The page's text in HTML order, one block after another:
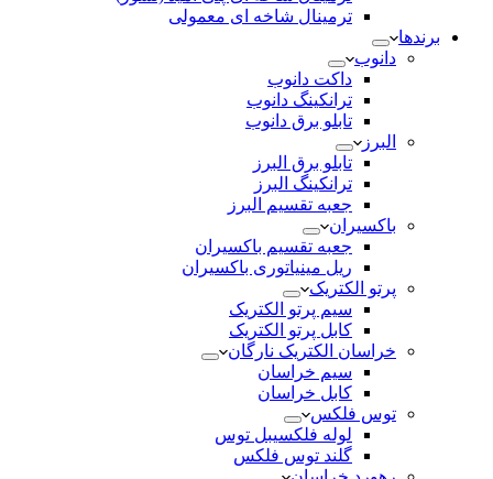
ترمینال شاخه ای معمولی
برندها
دانوب
داکت دانوب
ترانکینگ دانوب
تابلو برق دانوب
البرز
تابلو برق البرز
ترانکینگ البرز
جعبه تقسیم البرز
باکسیران
جعبه تقسیم باکسیران
ریل مینیاتوری باکسیران
پرتو الکتریک
سیم پرتو الکتریک
کابل پرتو الکتریک
خراسان الکتریک نارگان
سیم خراسان
کابل خراسان
توس فلکس
لوله فلکسیبل توس
گلند توس فلکس